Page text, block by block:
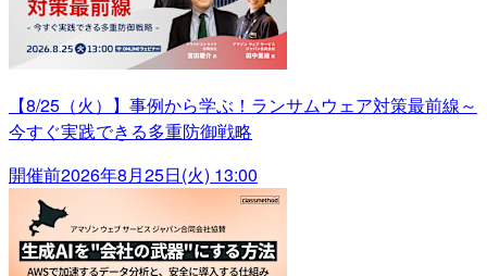
【8/25（火）】事例から学ぶ！ランサムウェア対策最前線～
今すぐ実践できる多重防御戦略
開催前2026年8月25日(火) 13:00